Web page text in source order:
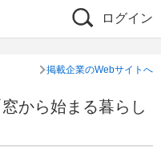
ログイン
掲載企業のWebサイトへ
から始まる暮らし